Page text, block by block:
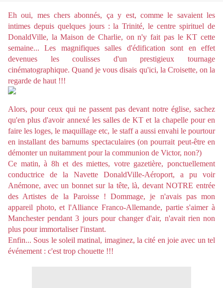
Eh oui, mes chers abonnés, ça y est, comme le savaient les
intimes depuis quelques jours : la Trinité, le centre spirituel de
DonaldVille, la Maison de Charlie, on n'y fait pas le KT cette
semaine... Les magnifiques salles d'édification sont en effet
devenues les coulisses d'un prestigieux tournage
cinématographique. Quand je vous disais qu'ici, la Croisette, on la
regarde de haut !!!
Alors, pour ceux qui ne passent pas devant notre église, sachez
qu'en plus d'avoir annexé les salles de KT et la chapelle pour en
faire les loges, le maquillage etc, le staff a aussi envahi le pourtour
en installant des barnums spectaculaires (on pourrait peut-être en
démonter un nuitamment pour la communion de Victor, non?)
Ce matin, à 8h et des miettes, votre gazetière, ponctuellement
conductrice de la Navette DonaldVille-Aéroport, a pu voir
Anémone, avec un bonnet sur la tête, là, devant NOTRE entrée
des Artistes de la Paroisse ! Dommage, je n'avais pas mon
appareil photo, et l'Alliance Franco-Allemande, partie s'aimer à
Manchester pendant 3 jours pour changer d'air, n'avait rien non
plus pour immortaliser l'instant.
Enfin... Sous le soleil matinal, imaginez, la cité en joie avec un tel
événement : c'est trop chouette !!!